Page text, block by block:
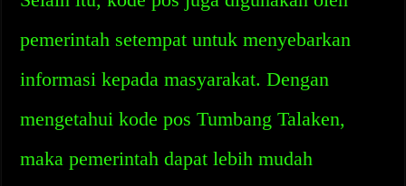
pemerintah setempat untuk menyebarkan
informasi kepada masyarakat. Dengan
mengetahui kode pos Tumbang Talaken,
maka pemerintah dapat lebih mudah